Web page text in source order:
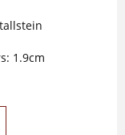
1.9cm